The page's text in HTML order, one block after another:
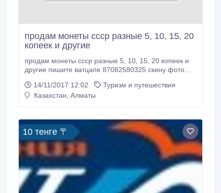
продам монеты ссср разные 5, 10, 15, 20
копеек и другие
продам монеты ссср разные 5, 10, 15, 20 копеек и
другие пишите ватцапе 87082580325 скину фото
14/11/2017 12:02
Туризм и путешествия
Казахстан, Алматы
10 тенге 〒